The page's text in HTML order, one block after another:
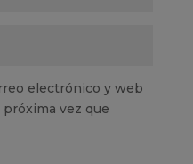
electrónico y web
vez que